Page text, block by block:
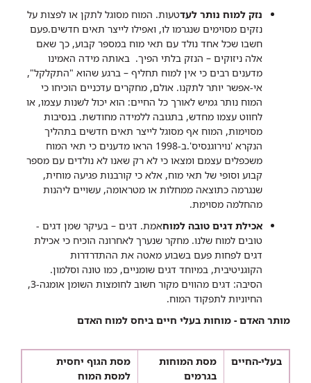
נזק למוח נותר לעדטעות. המוח מסוגל לתקן או לפצות על
נזקים מסוימים שנגרמו לו, ואפילו לייצר תאים חדשים.פעם
חשבו שכל אחד נולד עם תאי מוח במספר קבוע, כך שאם
אלה ניזוקים – הנזק בלתי הפיך. באותה מידה האמינו
מדענים רבים כי אין למוח תחליף – ברגע שהוא "התקלקל",
אי-אפשר יותר לתקנו. אולם, מחקרים עדכניים הוכיחו כי
המוח נותר גמיש לאורך כל החיים: הוא יכול לשנות עצמו, או
לחווט עצמו מחדש, בתגובה ללמידה מחודשת. בנסיבות
מסוימות, המוח אף מסוגל לייצר תאים חדשים בתהליך
הנקרא 'נוירוגנסיס'.ב-1998 הראו מדענים כי תאי המוח
משכפלים עצמם ומצאו כי לא רק שאנו לא נולדים עם מספר
קבוע וסופי של תאי מוח, אלא כי קורבנות פגיעה מוחית,
שנגרמה כתוצאה ממחלות או מטראומה, עשויים ליהנות
מהחלמה מסוימת.
אכילת דגים טובה למוחאמת. דגים – בעיקר שמן דגים -
טובים למוח שלנו. מחקר שנערך לאחרונה הוכיח כי אכילת
דגים לפחות פעם בשבוע מאטה את ההתדרדרות
הקוגניטיבית, במיוחד דגים שומניים, כמו טונה וסלמון.
הסיבה: דגים מהווים מקור חשוב לחומצות השומן אומגה-3,
החיוניות לתפקוד המוח.
מותר האדם - מוחות בעלי חיים ביחס למוח האדם
בעלי-החיים
מסת המוחות
בגרמים
מסת הגוף יחסית
למסת המוח